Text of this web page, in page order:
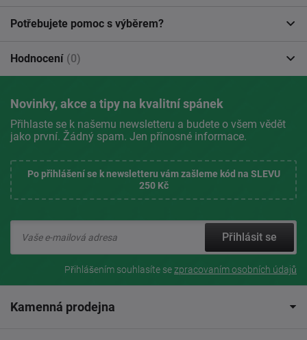
Potřebujete pomoc s výběrem?
Hodnocení (0)
Novinky, akce a tipy na kvalitní spánek
Přihlaste se k našemu newsletteru a budete o všem vědět
jako první. Žádný spam. Jen přínosné informace.
Po přihlášení se k newsletteru vám zašleme kód na SLEVU
250 Kč
Přihlásit se
Přihlášením souhlasíte sezpracovaním osobních údajů
Kamenná prodejna